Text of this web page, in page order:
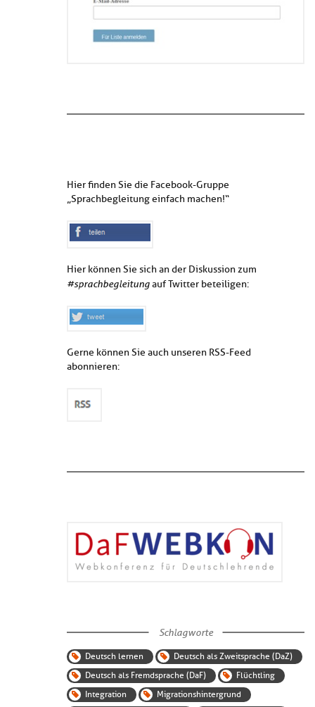
Hier finden Sie die Facebook-Gruppe
„Sprachbegleitung einfach machen!“
Hier können Sie sich an der Diskussion zum
#sprachbegleitungauf Twitter beteiligen:
Gerne können Sie auch unseren RSS-Feed
abonnieren:
Schlagworte
Deutsch lernen
Deutsch als Zweitsprache (DaZ)
Deutsch als Fremdsprache (DaF)
Flüchtling
Integration
Migrationshintergrund